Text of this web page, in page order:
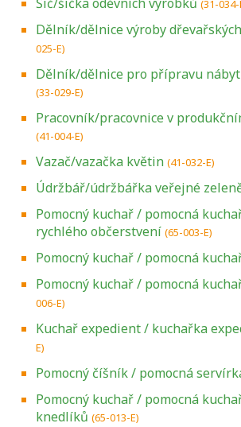
(31-034-
Dělník/dělnice výroby
025-E)
Dělník/dělnice pro přípravu
(33-029-E)
Pracovník/pracovnice v
(41-004-E)
Vazač/vazačka květin (41-032-E)
Údržbář/údržbářka veřejné
Pomocný kuchař / pomocná
rychlého občerstvení (65-003-E)
Pomocný kuchař / pomocná
Pomocný kuchař / pomocná
006-E)
Kuchař expedient / kuchařka
E)
Pomocný číšník / pomocná
Pomocný kuchař / pomocná
knedlíků (65-013-E)